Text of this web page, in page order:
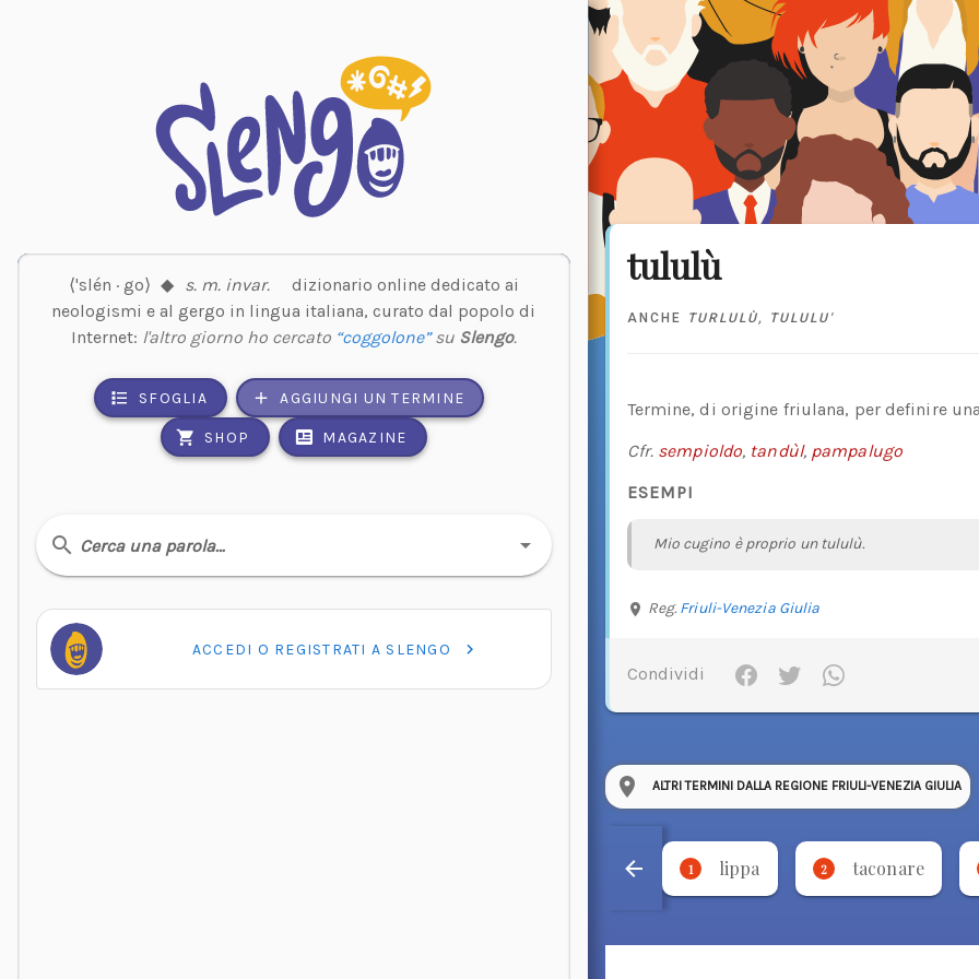
⟨'slén · go⟩ ◆ s. m. invar.
dizionario online dedicato ai
neologismi e al gergo in lingua italiana, curato dal popolo di
Internet: l'altro giorno ho cercato “coggolone”su Slengo.
SFOGLIA AGGIUNGI UN TERMINE
SHOP MAGAZINE
Cerca una parola…
ACCEDI O REGISTRATI A SLENGO
tululù
ANCHE TURLULÙ, TULULU'
Termine, di origine friulana, per definire
Cfr. sempioldo, tandùl, pampalugo
ESEMPI
Mio cugino è proprio un tululù.
Reg. Friuli-Venezia Giulia
Condividi
ALTRI TERMINI DALLA REGIONE FRIULI-VENEZIA GIULIA
1 lippa 2 taconare